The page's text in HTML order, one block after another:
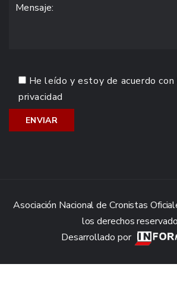
He leído y estoy de acuerdo con
privacidad
Asociación Nacional de Cronistas
los derechos
Desarrollado por